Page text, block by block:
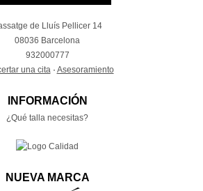
de Lluís Pellicer 14
08036 Barcelona
932000777
una cita · Asesoramiento
INFORMACIÓN
¿Qué talla necesitas?
NUEVA MARCA